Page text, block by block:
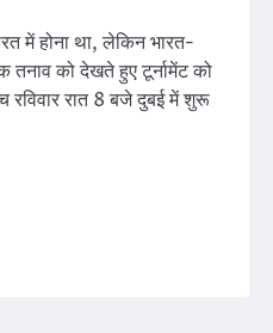
में होना था, लेकिन भारत-
तनाव को देखते हुए टूर्नामेंट को
रविवार रात 8 बजे दुबई में शुरू